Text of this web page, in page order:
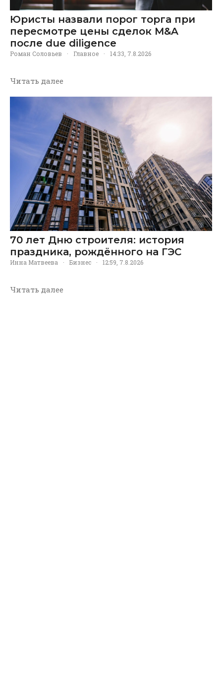
Юристы назвали порог торга при
пересмотре цены сделок M&A
после due diligence
Роман Соловьев · Главное · 14:33, 7.8.2026
Читать далее
70 лет Дню строителя: история
праздника, рождённого на ГЭС
Инна Матвеева · Бизнес · 12:59, 7.8.2026
Читать далее